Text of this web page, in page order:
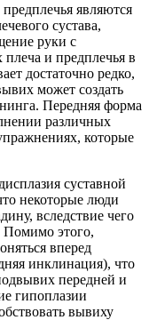
являются
сустава,
руки с
и предплечья в
достаточно редко,
может создать
Передняя форма
различных
которые
суставной
некоторые люди
вследствие чего
Помимо этого,
вперед
инклинация), что
передней и
гипоплазии
вывиху